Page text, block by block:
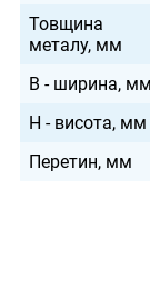
Товщина
металу, мм
B - ширина, мм
H - висота, мм
Перетин, мм